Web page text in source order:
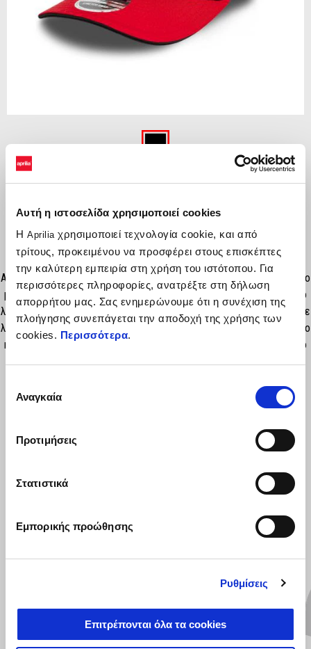
Αυτή η ιστοσελίδα χρησιμοποιεί cookies
Η Aprilia χρησιμοποιεί τεχνολογία cookie, και από
τρίτους, προκειμένου να προσφέρει στους επισκέπτες
την καλύτερη εμπειρία στη χρήση του ιστότοπου. Για
περισσότερες πληροφορίες, ανατρέξτε στη δήλωση
απορρήτου μας. Σας ενημερώνουμε ότι η συνέχιση της
πλοήγησης συνεπάγεται την αποδοχή της χρήσης των
cookies. Περισσότερα.
συγκατάθεσης
Αναγκαία
Προτιμήσεις
Στατιστικά
Εμπορικής προώθησης
Ρυθμίσεις
Επιτρέπονται όλα τα cookies
Μαύρο
€ 37
Αυτό το καπέλο Aprilia - New Era 9SEVENTY® είναι κατασκευασμένο
με γνώμονα την άνεση και την υψηλή απόδοση, διαθέτει λαστιχένιο
λογότυπο Aprilia εμπρός. Το λογότυπο New Era, επίσης κεντημένο σε
λευκό στο πλάι, προσθέτει μια ξεχωριστή πινελιά. Το κόκκινο γείσο
και οι οπές σε αντίθεση σε συνδυασμό με το ρυθμιζόμενο κλείσιμο
ολοκληρώνουν αυτό το αξεσουάρ.